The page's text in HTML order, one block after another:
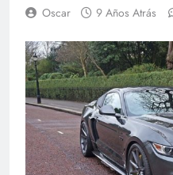
Oscar 9 Años Atrás